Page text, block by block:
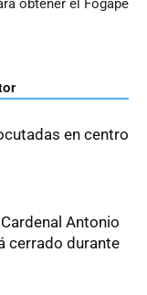
en centro
Antonio
cerrado durante